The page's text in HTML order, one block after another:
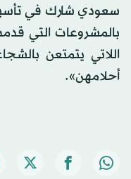
سعودي شارك في
بالمشروعات التي
اللاتي يتمتعن
أحلامهن».